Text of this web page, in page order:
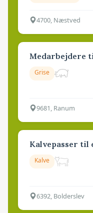
4700, Næstved
Medarbejdere
Grise
9681, Ranum
Kalvepasser til
Kalve
6392, Bolderslev